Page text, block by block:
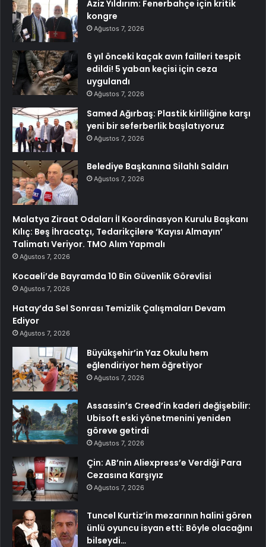
Aziz Yıldırım: Fenerbahçe için kritik
kongre
Ağustos 7, 2026
6 yıl önceki kaçak avın failleri tespit
edildi! 5 yaban keçisi için ceza
uygulandı
Ağustos 7, 2026
Samed Ağırbaş: Plastik kirliliğine karşı
yeni bir seferberlik başlatıyoruz
Ağustos 7, 2026
Belediye Başkanına Silahlı Saldırı
Ağustos 7, 2026
Malatya Ziraat Odaları İl Koordinasyon Kurulu Başkanı
Kılıç: Beş İhracatçı, Tedarikçilere ‘Kayısı Almayın’
Talimatı Veriyor. TMO Alım Yapmalı
Ağustos 7, 2026
Kocaeli’de Bayramda 10 Bin Güvenlik Görevlisi
Ağustos 7, 2026
Hatay’da Sel Sonrası Temizlik Çalışmaları Devam
Ediyor
Ağustos 7, 2026
Büyükşehir’in Yaz Okulu hem
eğlendiriyor hem öğretiyor
Ağustos 7, 2026
Assassin’s Creed’in kaderi değişebilir:
Ubisoft eski yönetmenini yeniden
göreve getirdi
Ağustos 7, 2026
Çin: AB’nin Aliexpress’e Verdiği Para
Cezasına Karşıyız
Ağustos 7, 2026
Tuncel Kurtiz’in mezarının halini gören
ünlü oyuncu isyan etti: Böyle olacağını
bilseydi…